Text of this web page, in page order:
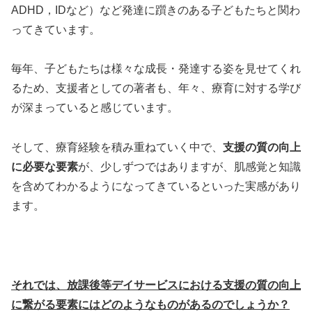
ADHD，IDなど）など発達に躓きのある子どもたちと関わ
ってきています。
毎年、子どもたちは様々な成長・発達する姿を見せてくれ
るため、支援者としての著者も、年々、療育に対する学び
が深まっていると感じています。
そして、療育経験を積み重ねていく中で、 支援の質の向上
に必要な要素が、少しずつではありますが、肌感覚と知識
を含めてわかるようになってきているといった実感があり
ます。
それでは、放課後等デイサービスにおける支援の質の向上
に繋がる要素にはどのようなものがあるのでしょうか？